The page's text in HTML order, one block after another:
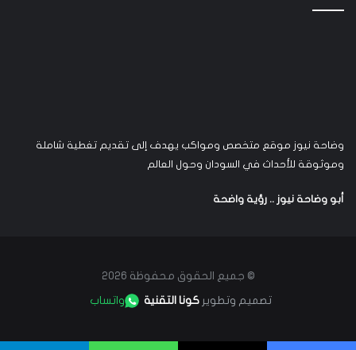
وضاحة نيوز موقع متخصص ومواكب يهدف إلى تقديم تغطية شاملة
وموثوقة للأحداث في السودان وحول العالم
أبو وضاحة نيوز .. رؤية واضحة
© جميع الحقوق محفوظة 2026
تصميم وتطويركونا التقنية واتساب